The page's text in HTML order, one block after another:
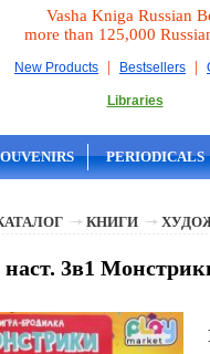
Vasha Kniga Russian
more than 125,000
New Products | Bestsellers |
Libraries
PERIODICALS
КНИГИ
3в1